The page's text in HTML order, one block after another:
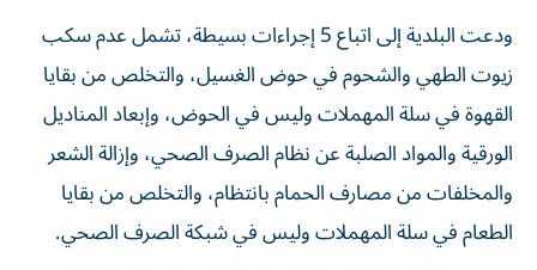
ودعت البلدية إلى اتباع 5 إجراءات بسيطة، تشمل عدم سكب
زيوت الطهي والشحوم في حوض الغسيل، والتخلص من بقايا
القهوة في سلة المهملات وليس في الحوض، وإبعاد المناديل
الورقية والمواد الصلبة عن نظام الصرف الصحي، وإزالة الشعر
والمخلفات من مصارف الحمام بانتظام، والتخلص من بقايا
الطعام في سلة المهملات وليس في شبكة الصرف الصحي.